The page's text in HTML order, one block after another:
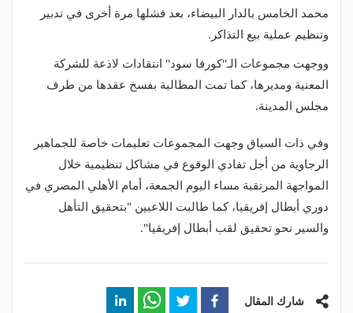
محمد الخامس بالدار البيضاء، بعد فشلها مرة أخرى في تدبير
وتنظيم عملية بيع التذاكر.
ووجهت مجموعات الـ"كورفا سود" انتقادات لاذعة للشركة
المعنية ومديرها، كما تمت المطالبة بفسخ عقدها من طرف
مجلس المدينة.
وفي ذات السياق وجهت المجموعات تعليمات خاصة للجماهير
الرجاوية من أجل تفادي الوقوع في مشاكل تنظيمية خلال
المواجهة المرتقبة مساء اليوم الجمعة، أمام الأهلي المصري في
دوري أبطال إفريقيا، كما طالبت اللاعبين "بتحقيق التأهل
والسير نحو تحقيق لقب أبطال إفريقيا".
شارك المقال